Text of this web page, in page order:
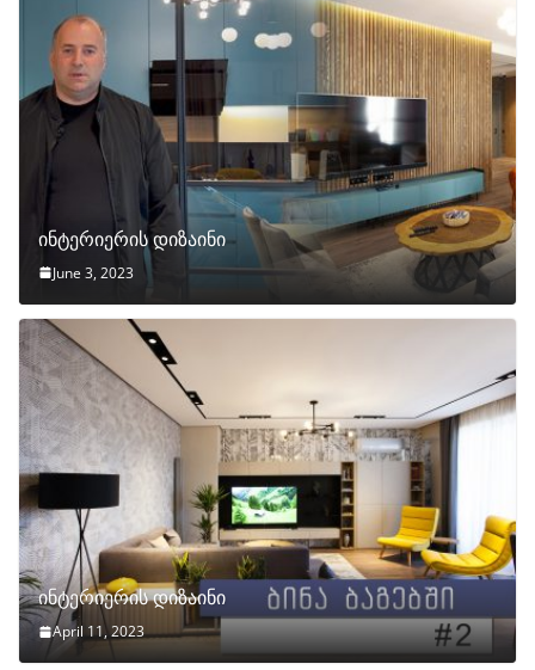
ინტერიერის დიზაინი
June 3, 2023
ინტერიერის დიზაინი
April 11, 2023